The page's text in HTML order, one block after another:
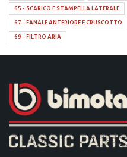
65 - SCARICO E STAMPELLA LATERALE
67 - FANALE ANTERIORE E CRUSCOTTO
69 - FILTRO ARIA